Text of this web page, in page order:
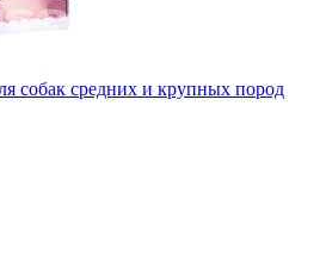
собак средних и крупных пород